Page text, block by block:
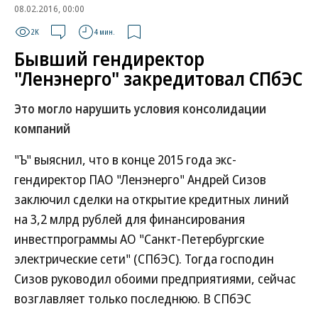
08.02.2016, 00:00
2K 4 мин.
Бывший гендиректор
"Ленэнерго" закредитовал СПбЭС
Это могло нарушить условия консолидации
компаний
"Ъ" выяснил, что в конце 2015 года экс-
гендиректор ПАО "Ленэнерго" Андрей Сизов
заключил сделки на открытие кредитных линий
на 3,2 млрд рублей для финансирования
инвестпрограммы АО "Санкт-Петербургские
электрические сети" (СПбЭС). Тогда господин
Сизов руководил обоими предприятиями, сейчас
возглавляет только последнюю. В СПбЭС